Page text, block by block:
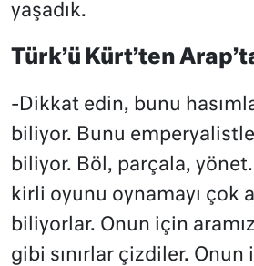
yaşadık.
Türk’ü Kürt’ten
-Dikkat edin, bunu
biliyor. Bunu
biliyor. Böl, parçala, yönet.
kirli oyunu oynamayı çok
biliyorlar. Onun için
gibi sınırlar çizdiler. Onun